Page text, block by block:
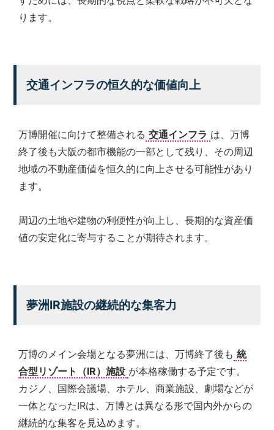
ります。
交通インフラの恒久的な価値向上
万博開催に向けて整備される 交通インフラ は、万博
終了後も大阪の都市機能の一部として残り、その周辺
地域の不動産価値を恒久的に向上させる可能性があり
ます。
周辺の土地や建物の利便性が向上し、長期的な資産価
値の安定化に寄与することが期待されます。
夢洲IR施設の継続的な集客力
万博のメイン会場となる夢洲には、万博終了後も 統
合型リゾート（IR）施設 が本格稼働する予定です。
カジノ、国際会議場、ホテル、商業施設、劇場などが
一体となったIRは、万博とは異なる形で国内外からの
継続的な集客を見込めます。